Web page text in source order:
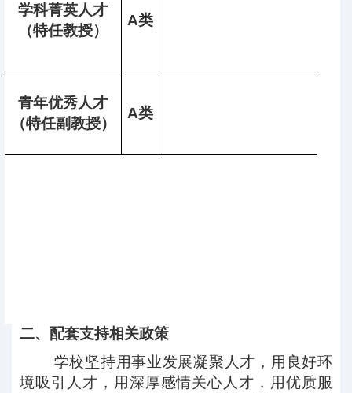
学科菁英人才
（特任教授）
A类
青年优秀人才
（特任副教授）
A类
二、配套支持相关政策
学校坚持用事业发展凝聚人才，用良好环
境吸引人才，用深厚感情关心人才，用优质服